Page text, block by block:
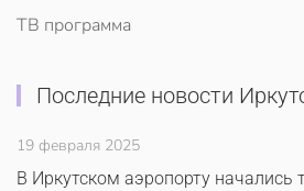
ТВ программа
Последние новости
19 февраля 2025
В Иркутском аэропорту начались